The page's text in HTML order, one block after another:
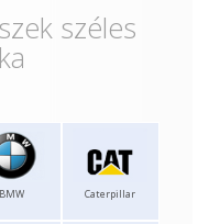
széles
BMW Caterpillar